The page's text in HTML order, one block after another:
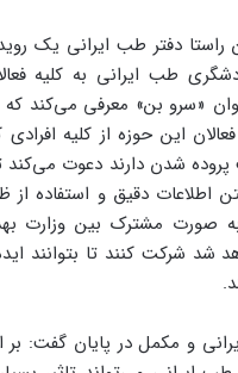
دفتر طب ایرانی یک
طب ایرانی به کلیه
«سرو بن» معرفی می‌کند که
این حوزه از کلیه
پروده شدن دارند دعوت می‌کند
اطلاعات دقیق و استفاده از
به صورت مشترک بین وزارت
شد شرکت کنند تا بتوانند
و مکمل در پایان گفت: بر